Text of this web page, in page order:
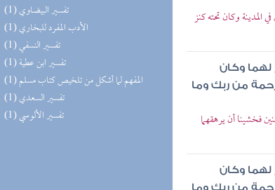
(1) تفسير البيضاوي
(1) الأدب المفرد للبخاري
(1) تفسير النسفي
(1) تفسير ابن عطية
(1) المفهم لما أشكل من تلخيص كتاب مسلم
(1) تفسير السعدي
(1) تفسير الألوسي
المدينة وكان تحته كنز
لهما وكان
من ربك وما
فخشينا أن يرهقهما
لهما وكان
من ربك وما